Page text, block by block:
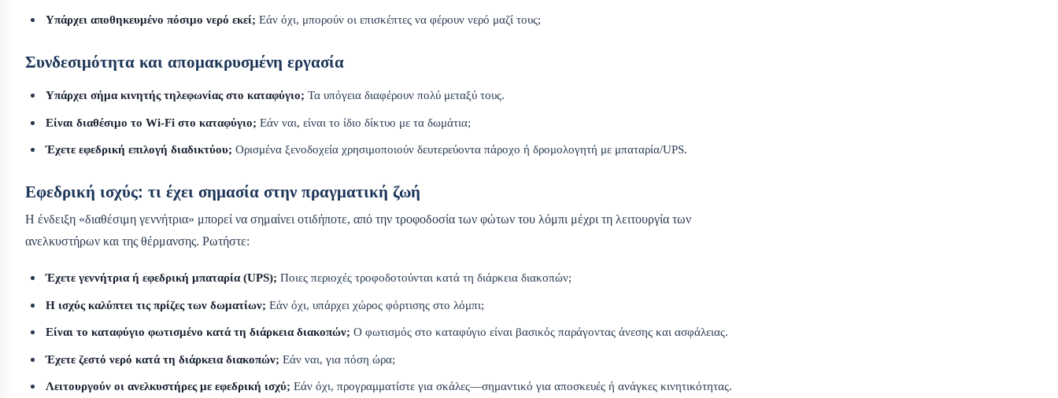
Υπάρχει αποθηκευμένο πόσιμο νερό εκεί; Εάν όχι, μπορούν οι επισκέπτες να φέρουν νερό μαζί τους;
Συνδεσιμότητα και απομακρυσμένη εργασία
Υπάρχει σήμα κινητής τηλεφωνίας στο καταφύγιο; Τα υπόγεια διαφέρουν πολύ μεταξύ τους.
Είναι διαθέσιμο το Wi‑Fi στο καταφύγιο; Εάν ναι, είναι το ίδιο δίκτυο με τα δωμάτια;
Έχετε εφεδρική επιλογή διαδικτύου; Ορισμένα ξενοδοχεία χρησιμοποιούν δευτερεύοντα πάροχο ή δρομολογητή με μπαταρία/UPS.
Εφεδρική ισχύς: τι έχει σημασία στην πραγματική ζωή
Η ένδειξη «διαθέσιμη γεννήτρια» μπορεί να σημαίνει οτιδήποτε, από την τροφοδοσία των φώτων του λόμπι μέχρι τη λειτουργία των
ανελκυστήρων και της θέρμανσης. Ρωτήστε:
Έχετε γεννήτρια ή εφεδρική μπαταρία (UPS); Ποιες περιοχές τροφοδοτούνται κατά τη διάρκεια διακοπών;
Η ισχύς καλύπτει τις πρίζες των δωματίων; Εάν όχι, υπάρχει χώρος φόρτισης στο λόμπι;
Είναι το καταφύγιο φωτισμένο κατά τη διάρκεια διακοπών; Ο φωτισμός στο καταφύγιο είναι βασικός παράγοντας άνεσης και ασφάλειας.
Έχετε ζεστό νερό κατά τη διάρκεια διακοπών; Εάν ναι, για πόση ώρα;
Λειτουργούν οι ανελκυστήρες με εφεδρική ισχύ; Εάν όχι, προγραμματίστε για σκάλες—σημαντικό για αποσκευές ή ανάγκες κινητικότητας.